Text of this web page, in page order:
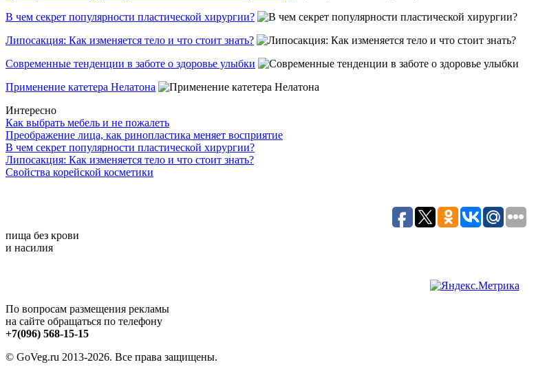
В чем секрет популярности пластической хирургии?
Липосакция: Как изменяется тело и что стоит знать?
Современные тенденции в заботе о здоровье улыбки
Применение катетера Нелатона
Интересно
Как выбрать мебель и не пожалеть
Преображение лица, как ринопластика меняет восприятие
В чем секрет популярности пластической хирургии?
Липосакция: Как изменяется тело и что стоит знать?
Свойства корейской косметики
пища без крови
и насилия
По вопросам размещения рекламы
на сайте обращаться по телефону
+7(096) 568-15-15
© GoVeg.ru 2013-2026. Все права защищены.